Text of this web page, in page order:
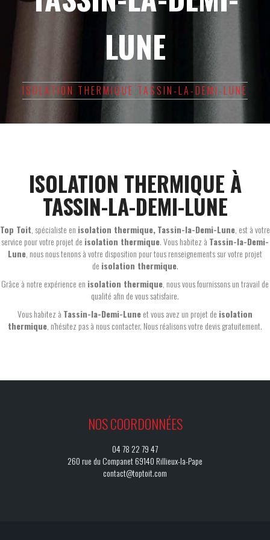
LUNE
ISOLATION THERMIQUE TASSIN-LA-DEMI-LUNE
ISOLATION THERMIQUE À
TASSIN-LA-DEMI-LUNE
Top Toit , spécialiste en isolation thermique,Tassin-la-Demi-Lune , est à votre
service pour votre projet de isolation thermique. Vous habitez à Tassin-la-Demi-
Lune , nous nous tenons à votre disposition pour tous renseignements sur votre projet
de isolation thermique.
Grâce à notre expérience en isolation thermique , nous vous fournissons un travail de
qualité afin de vous satisfaire.
Vous habitez à Tassin-la-Demi-Luneet vous avez un projet de isolation
thermique , n'hésitez pas à nous contacter. Nous réalisons votre devis gratuitement.
NOS COORDONNÉES
04 78 22 79 47
260 rue du Companet 69140 Rillieux-la-Pape
contact@toptoit.com